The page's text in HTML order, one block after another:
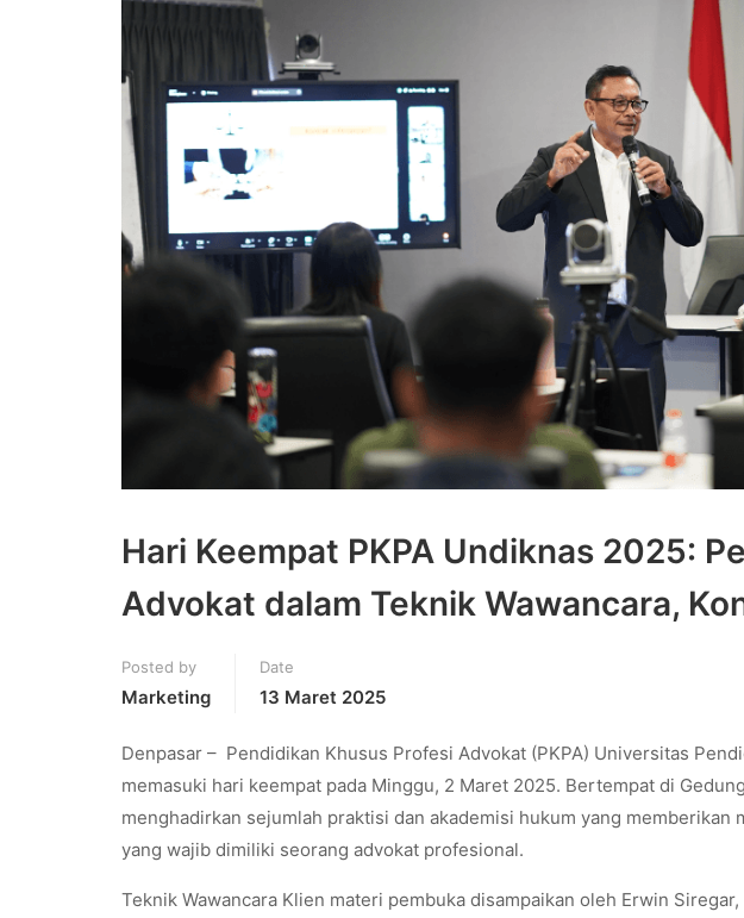
Hari Keempat PKPA Undiknas 2025:
Advokat dalam Teknik Wawancara,
Posted by
Marketing
Date
13 Maret 2025
Denpasar – Pendidikan Khusus Profesi Advokat (PKPA) Universitas
memasuki hari keempat pada Minggu, 2 Maret 2025. Bertempat di
menghadirkan sejumlah praktisi dan akademisi hukum yang
yang wajib dimiliki seorang advokat profesional.
Teknik Wawancara Klien materi pembuka disampaikan oleh Erwin Siregar,